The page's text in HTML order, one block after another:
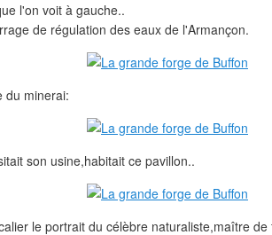
l'on voit à gauche..
de régulation des eaux de l'Armançon.
du minerai:
son usine,habitait ce pavillon..
le portrait du célèbre naturaliste,maître de